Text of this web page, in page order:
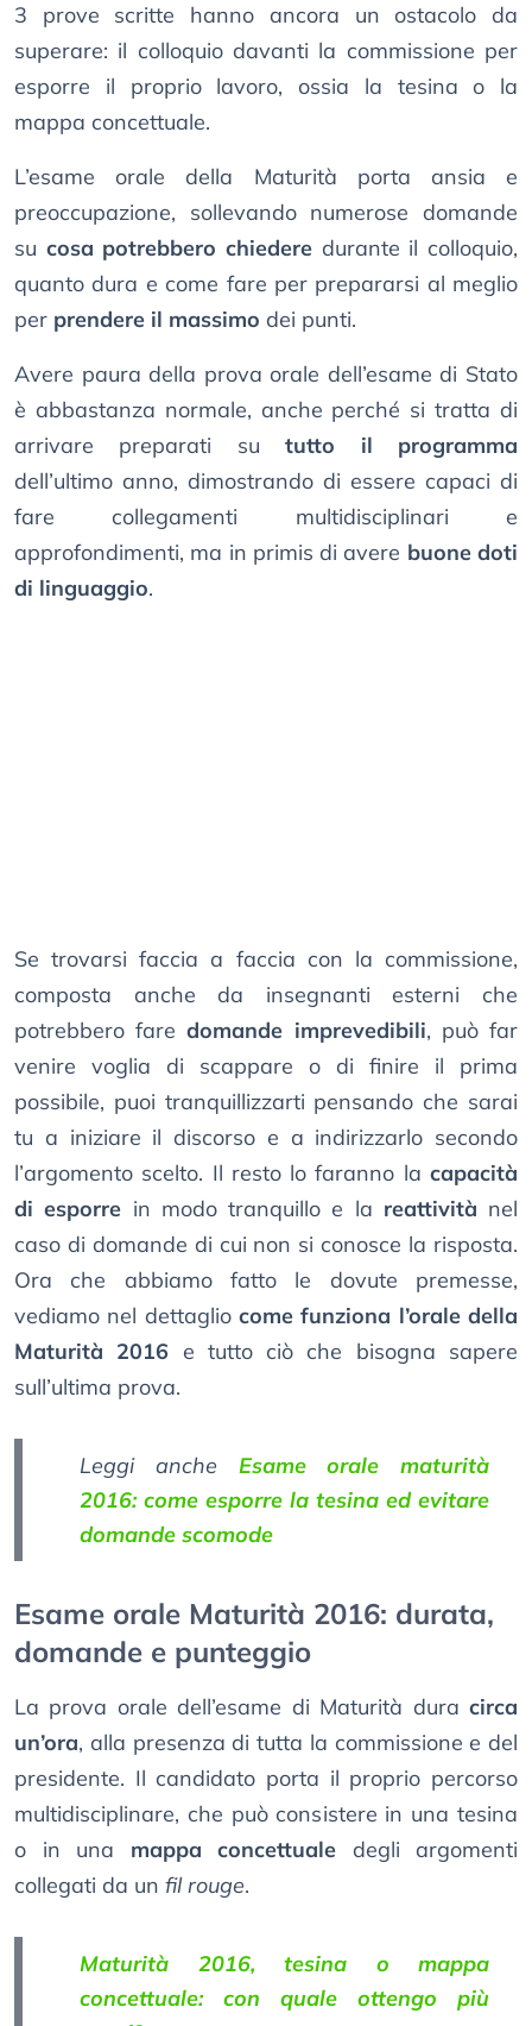
3 prove scritte hanno ancora un ostacolo da
superare: il colloquio davanti la commissione per
esporre il proprio lavoro, ossia la tesina o la
mappa concettuale.
L’esame orale della Maturità porta ansia e
preoccupazione, sollevando numerose domande
su cosa potrebbero chiedere durante il colloquio,
quanto dura e come fare per prepararsi al meglio
per prendere il massimo dei punti.
Avere paura della prova orale dell’esame di Stato
è abbastanza normale, anche perché si tratta di
arrivare preparati sututto il programma
dell’ultimo anno, dimostrando di essere capaci di
fare collegamenti multidisciplinari e
approfondimenti, ma in primis di avere buone doti
di linguaggio.
Se trovarsi faccia a faccia con la commissione,
composta anche da insegnanti esterni che
potrebbero faredomande imprevedibili, può far
venire voglia di scappare o di finire il prima
possibile, puoi tranquillizzarti pensando che sarai
tu a iniziare il discorso e a indirizzarlo secondo
l’argomento scelto. Il resto lo faranno la capacità
di esporre in modo tranquillo e la reattività nel
caso di domande di cui non si conosce la risposta.
Ora che abbiamo fatto le dovute premesse,
vediamo nel dettaglio come funziona l’orale della
Maturità 2016 e tutto ciò che bisogna sapere
sull’ultima prova.
Leggi anche Esame orale maturità
2016: come esporre la tesina ed evitare
domande scomode
Esame orale Maturità 2016: durata,
domande e punteggio
La prova orale dell’esame di Maturità dura circa
un’ora, alla presenza di tutta la commissione e del
presidente. Il candidato porta il proprio percorso
multidisciplinare, che può consistere in una tesina
o in una mappa concettuale degli argomenti
collegati da un fil rouge.
Maturità 2016, tesina o mappa
concettuale: con quale ottengo più